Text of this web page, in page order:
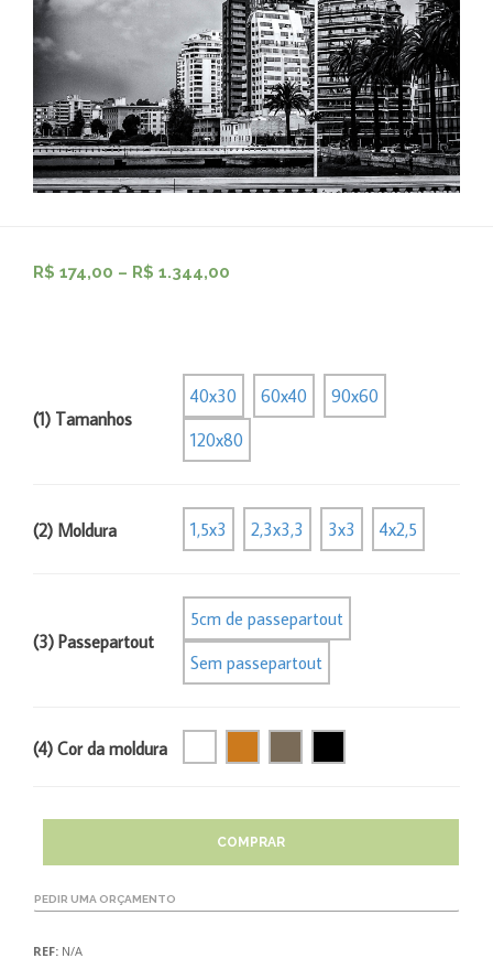
R$ 174,00 – R$ 1.344,00
(1) Tamanhos
40x30 60x40
90x60
120x80
(2) Moldura 1,5x3 2,3x3,3 3x3 4x2,5
(3) Passepartout
5cm de passepartout
Sem passepartout
(4) Cor da moldura
COMPRAR
PEDIR UMA ORÇAMENTO
REF: N/A